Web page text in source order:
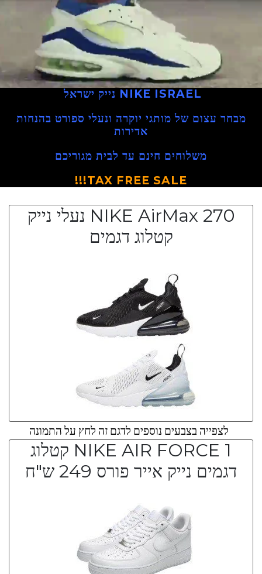
NIKE ISRAEL נייק ישראל
מבחר עצום של מותגי יוקרה ונעלי ספורט בהנחות
אדירות
משלוחים חינם עד לבית מגוריכם
TAX FREE SALE!!!
NIKE AirMax 270 נעלי נייק
קטלוג דגמים
לצפייה בצבעים נוספים לדגם זה לחץ על התמונה
NIKE AIR FORCE 1 קטלוג
דגמים נייק אייר פורס 249 ש"ח